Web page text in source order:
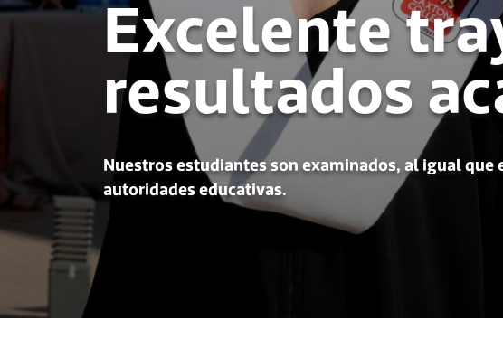
Excelente
resultados
Nuestros estudiantes son examinados, al igual
autoridades educativas.